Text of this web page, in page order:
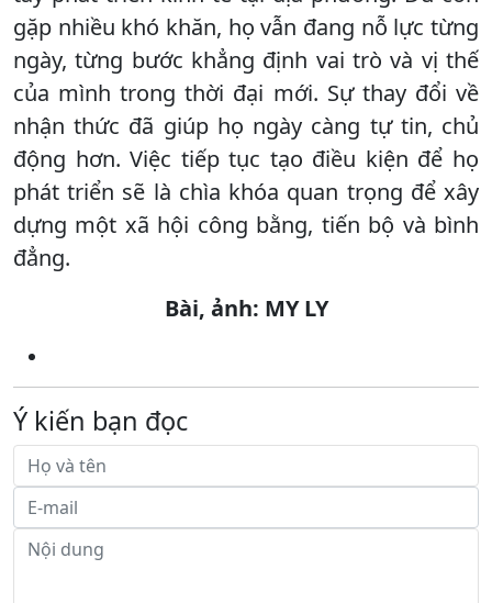
gặp nhiều khó khăn, họ vẫn đang nỗ lực từng
ngày, từng bước khẳng định vai trò và vị thế
của mình trong thời đại mới. Sự thay đổi về
nhận thức đã giúp họ ngày càng tự tin, chủ
động hơn. Việc tiếp tục tạo điều kiện để họ
phát triển sẽ là chìa khóa quan trọng để xây
dựng một xã hội công bằng, tiến bộ và bình
đẳng.
Bài, ảnh: MY LY
Ý kiến bạn đọc